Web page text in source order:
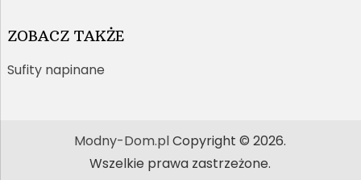
ZOBACZ TAKŻE
Sufity napinane
Modny-Dom.plCopyright © 2026.
Wszelkie prawa zastrzeżone.